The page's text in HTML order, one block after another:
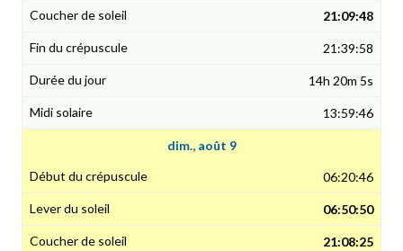
21:09:48
21:39:58
14h 20m 5s
13:59:46
dim., août 9
06:20:46
06:50:50
21:08:25